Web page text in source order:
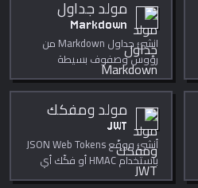
مولد جداول
Markdown
انشئ جداول Markdown من
رؤوس وصفوف بسيطة
مفصولة بفواصل.
مولد ومفكك
JWT
أنشئ ووقّع JSON Web Tokens
باستخدام HMAC أو فكّك أي
JWT.